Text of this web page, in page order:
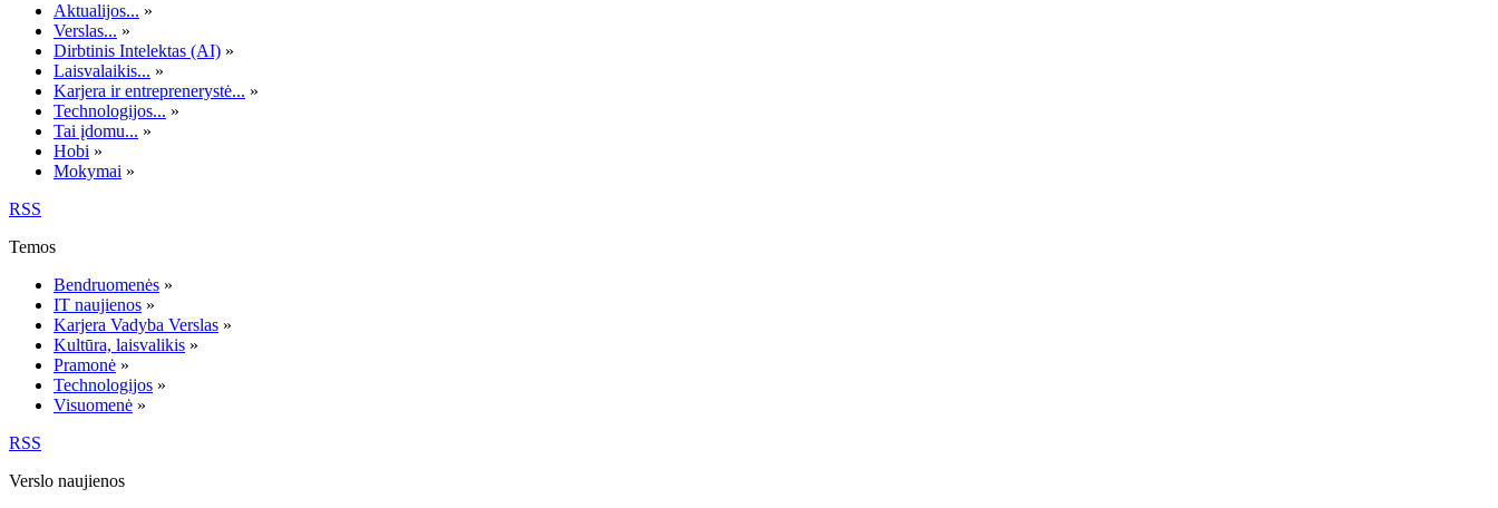
Aktualijos... »
Verslas... »
Dirbtinis Intelektas (AI) »
Laisvalaikis... »
Karjera ir entreprenerystė... »
Technologijos... »
Tai įdomu... »
Hobi »
Mokymai »
RSS
Temos
Bendruomenės »
IT naujienos »
Karjera Vadyba Verslas »
Kultūra, laisvalikis »
Pramonė »
Technologijos »
Visuomenė »
RSS
Verslo naujienos